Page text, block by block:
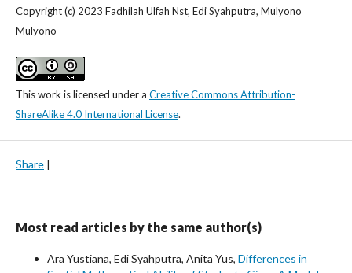
Copyright (c) 2023 Fadhilah Ulfah Nst, Edi Syahputra, Mulyono
Mulyono
This work is licensed under a Creative Commons Attribution-
ShareAlike 4.0 International License.
Share |
Most read articles by the same author(s)
Ara Yustiana, Edi Syahputra, Anita Yus, Differences in